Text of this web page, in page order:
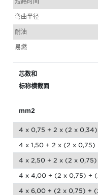
弯曲半径
耐油
易燃
芯数和
标称横截面
mm2
4 x 0,75 + 2 x (2 x 0,34)
4 x 1,50 + 2 x (2 x 0,75)
4 x 2,50 + 2 x (2 x 0,75)
4 x 4,00 + (2 x 0,75) +
4 x 6,00 + (2 x 0,75) +